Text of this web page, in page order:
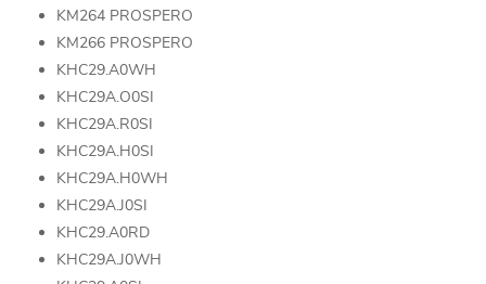
KM264 PROSPERO
KM266 PROSPERO
KHC29.A0WH
KHC29A.O0SI
KHC29A.R0SI
KHC29A.H0SI
KHC29A.H0WH
KHC29A.J0SI
KHC29.A0RD
KHC29A.J0WH